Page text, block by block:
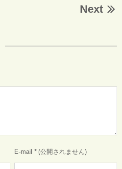
Next
E-mail *(公開されません)